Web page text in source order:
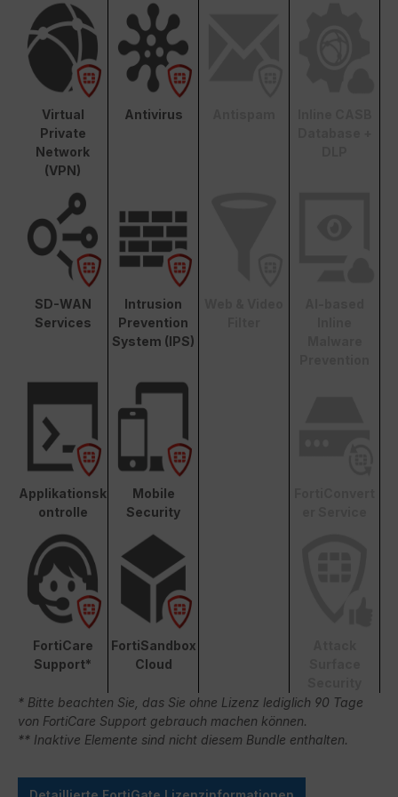
Virtual
Private
Network
(VPN)
Antivirus
SD-WAN
Services
Intrusion
Prevention
System (IPS)
Applikationsk
ontrolle
Mobile
Security
FortiCare
Support*
FortiSandbox
Cloud
* Bitte beachten Sie, das Sie ohne Lizenz lediglich 90 Tage
von FortiCare Support gebrauch machen können.
** Inaktive Elemente sind nicht diesem Bundle enthalten.